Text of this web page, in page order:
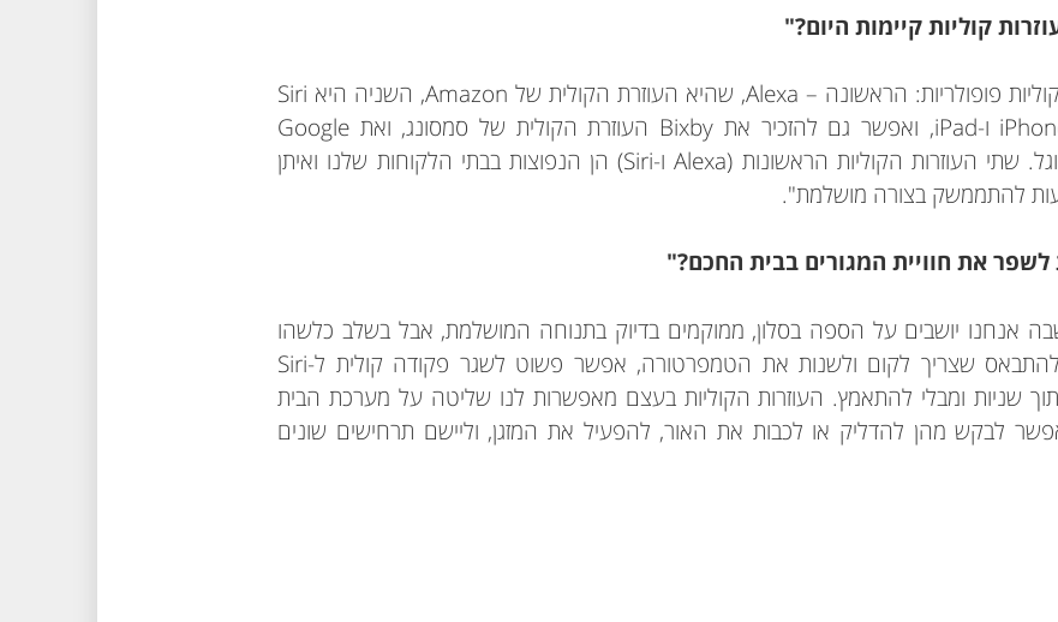
קוליות קיימות היום?"
"אפשר להתייחס לארבע עוזרות קוליות פופולריות: הראשונה – Alexa, שהיא העוזרת הקולית של Amazon, השניה היא Siri
של Apple שמובנית במכשירי iPhone ו-iPad, ואפשר גם להזכיר את Bixby העוזרת הקולית של סמסונג, ואת Google
Assistant במכשירי אנדרואיד וגוגל. שתי העוזרות הקוליות הראשונות (Alexa ו-Siri) הן הנפוצות בבתי הלקוחות שלנו ואיתן
להתממשק בצורה מושלמת".
לשפר את חוויית המגורים בבית החכם?"
שבה אנחנו יושבים על הספה בסלון, ממוקמים בדיוק בתנוחה המושלמת, אבל בשלב כלשהו
נהיה לנו חם/קר מידי. במקום להתבאס שצריך לקום ולשנות את הטמפרטורה, אפשר פשוט לשגר פקודה קולית ל-Siri
שניות ומבלי להתאמץ. העוזרות הקוליות בעצם מאפשרות לנו שליטה על מערכת הבית
לבקש מהן להדליק או לכבות את האור, להפעיל את המזגן, וליישם תרחישים שונים